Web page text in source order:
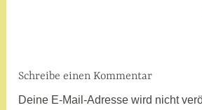
Schreibe einen Kommentar
Deine E-Mail-Adresse wird nicht